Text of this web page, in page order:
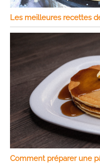
Les meilleures recettes
Comment préparer une